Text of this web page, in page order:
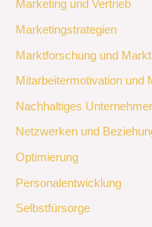
Marketing und Vertrieb
Marketingstrategien
Marktforschung und
Mitarbeitermotivation und
Nachhaltiges
Netzwerken und
Optimierung
Personalentwicklung
Selbstfürsorge